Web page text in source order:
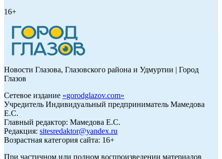
16+
Новости Глазова, Глазовского района и Удмуртии | Город
Глазов
Сетевое издание «gorodglazov.com»
Учредитель Индивидуальный предприниматель Мамедова
Е.С.
Главный редактор: Мамедова Е.С.
Редакция: sitesredaktor@yandex.ru
Возрастная категория сайта: 16+
При частичном или полном воспроизведении материалов